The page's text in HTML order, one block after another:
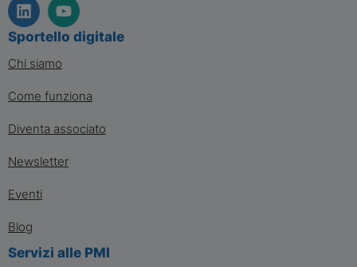
Sportello digitale
Chi siamo
Come funziona
Diventa associato
Newsletter
Eventi
Blog
Servizi alle PMI